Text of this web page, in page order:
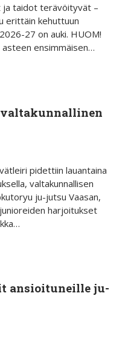
taidot terävöityvät –
erittäin kehuttuun
27 on auki. HUOM!
asteen ensimmäisen…
pidettiin lauantaina
valtakunnallisen
ju-jutsu Vaasan,
harjoitukset
ansioituneille ju-